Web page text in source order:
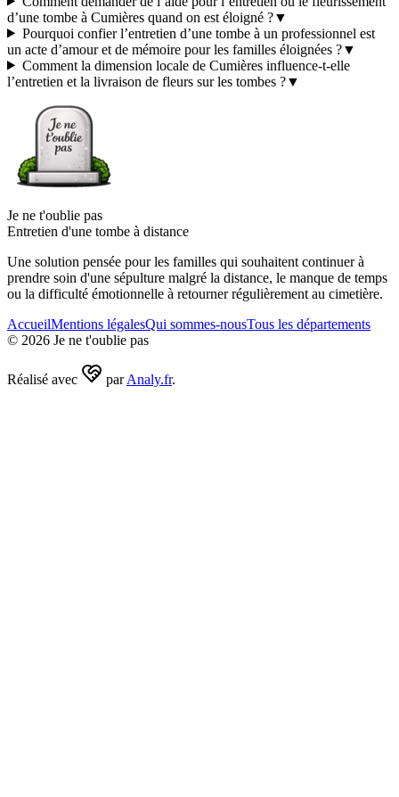
d’une tombe à Cumières quand on est éloigné ?▼
Pourquoi confier l’entretien d’une tombe à un professionnel est
un acte d’amour et de mémoire pour les familles éloignées ?▼
Comment la dimension locale de Cumières influence-t-elle
l’entretien et la livraison de fleurs sur les tombes ?▼
Je ne t'oublie pas
Entretien d'une tombe à distance
Une solution pensée pour les familles qui souhaitent continuer à
prendre soin d'une sépulture malgré la distance, le manque de temps
ou la difficulté émotionnelle à retourner régulièrement au cimetière.
AccueilMentions légalesQui sommes-nousTous les départements
© 2026 Je ne t'oublie pas
Réalisé avec par Analy.fr.